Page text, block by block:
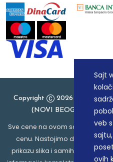
Sajt
veb
ovih
Copyright
2026
(NOVI BEOGRAD), PIB:
Sve cene na ovom sajtu
cenu. Nastojimo da budemo
prikazu slika i samih cena, ali